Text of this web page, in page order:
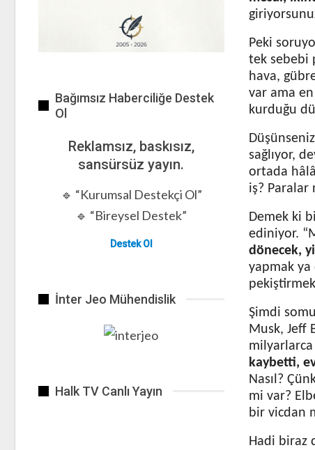
Peki
tek sebebi
hava,
var ama
kurduğu
sağlıyor,
ortada
iş? Paralar
Demek ki
ediniyor.
dönecek,
yapmak ya
Şimdi
Musk, Jeff
kaybetti,
Nasıl?
mi var?
bir vicdan
Hadi biraz
Bağımsız Haberciliğe Destek
Ol
Reklamsız, baskısız,
sansürsüz yayın.
🔹 “Kurumsal Destekçi Ol”
🔹 “Bireysel Destek”
Destek Ol
İnter Jeo Mühendislik
Halk TV Canlı Yayın